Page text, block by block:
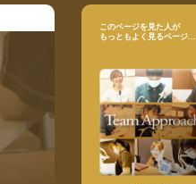
このページを見た人が
もっともよく見るページ...